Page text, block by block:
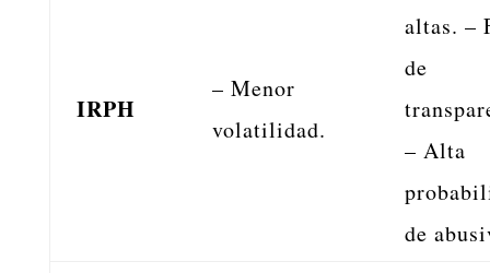
IRPH
– Menor
volatilidad.
altas. –
de
– Alta
de